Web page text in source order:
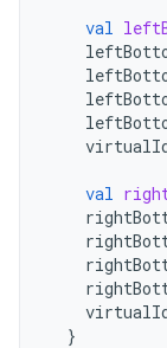
val
val
}